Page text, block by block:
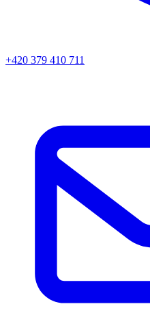
+420 379 410 711